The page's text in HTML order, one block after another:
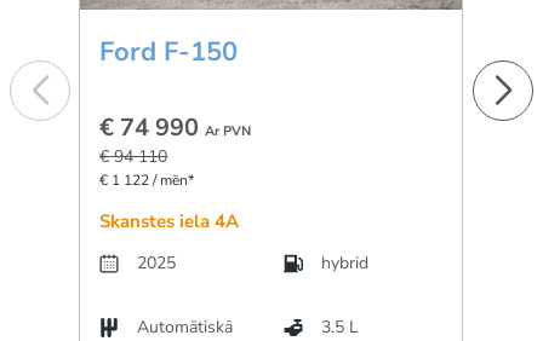
Ford F-150
€ 74 990Ar PVN
€ 94 110
€ 1 122 / mēn*
Skanstes iela 4A
2025 hybrid
Automātiskā 3.5 L
€